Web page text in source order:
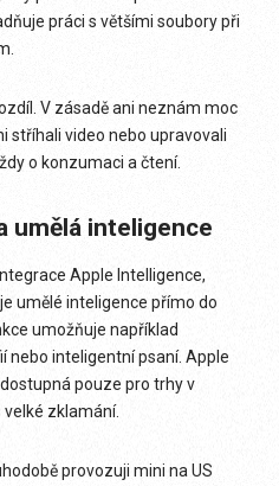
práci s většími soubory při
V zásadě ani neznám moc
stříhali video nebo upravovali
o konzumaci a čtení.
umělá inteligence
Apple Intelligence,
umělé inteligence přímo do
umožňuje například
inteligentní psaní. Apple
pouze pro trhy v
zklamání.
provozuji mini na US